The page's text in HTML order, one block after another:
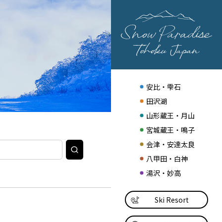
安比・雫石
田沢湖
山形蔵王・月山
宮城蔵王・鳴子
会津・安達太良
八甲田・白神
湯沢・妙高
Ski Resort
検
索